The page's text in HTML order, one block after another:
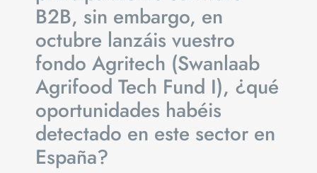
B2B, sin embargo, en
octubre lanzáis vuestro
fondo Agritech (Swanlaab
Agrifood Tech Fund I), ¿qué
oportunidades habéis
detectado en este sector en
España?